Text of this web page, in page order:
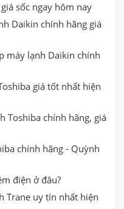
sốc ngay hôm nay
Daikin chính hãng giá
máy lạnh Daikin chính
giá tốt nhất hiện
Toshiba chính hãng, giá
chính hãng - Quỳnh
điện ở đâu?
Trane uy tín nhất hiện